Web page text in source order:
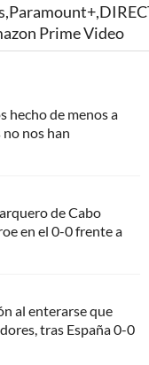
Prime Video
hecho de menos a
nos han
de Cabo
en el 0-0 frente a
al enterarse que
tras España 0-0